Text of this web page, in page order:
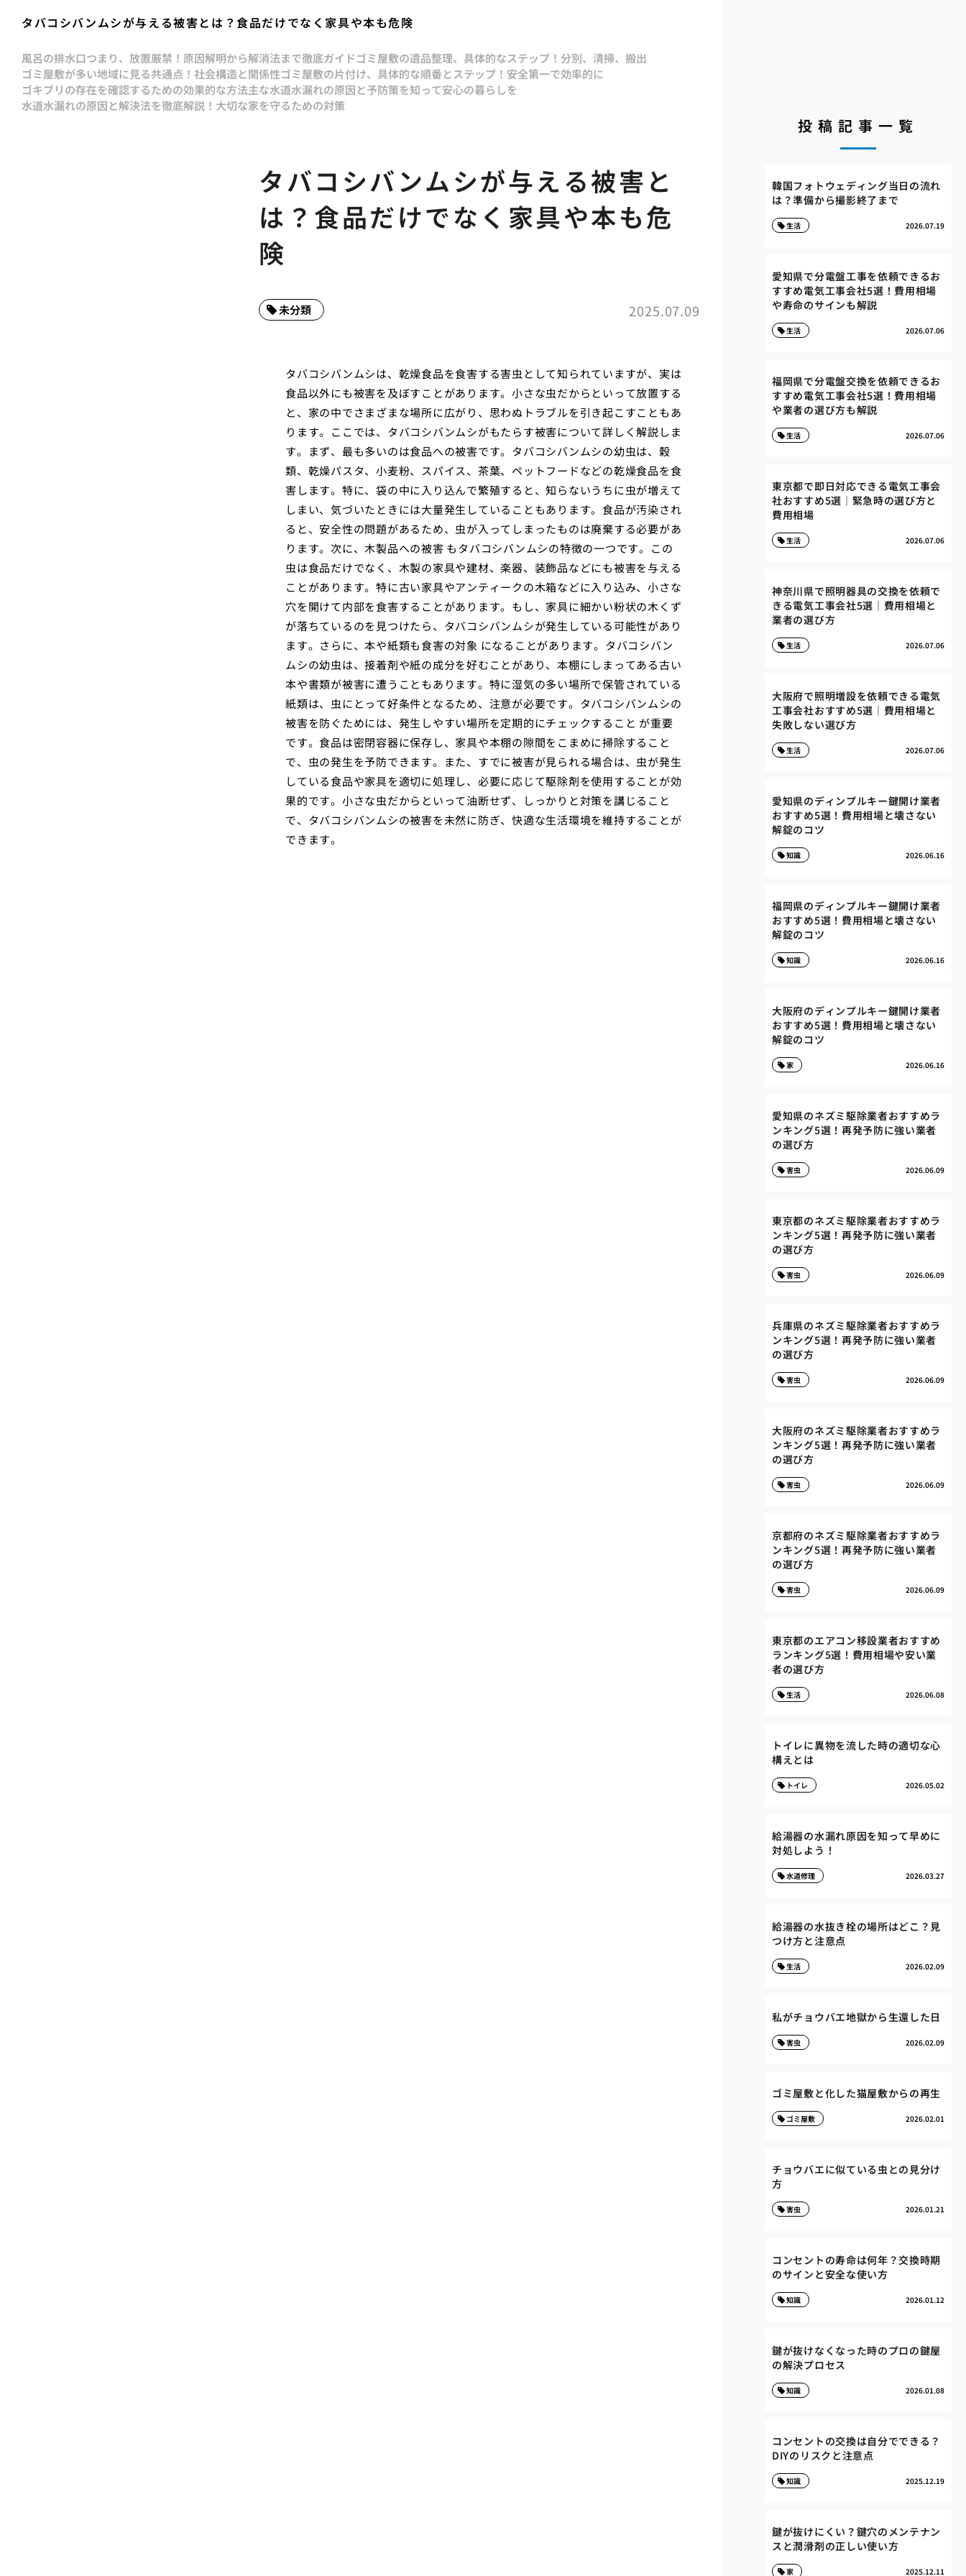
タバコシバンムシが与える被害とは？食品だけでなく家具や本も危険
風呂の排水口つまり、放置厳禁！原因解明から解消法まで徹底ガイドゴミ屋敷の遺品整理、具体的なステップ！分別、清掃、搬出
ゴミ屋敷が多い地域に見る共通点！社会構造と関係性ゴミ屋敷の片付け、具体的な順番とステップ！安全第一で効率的に
ゴキブリの存在を確認するための効果的な方法主な水道水漏れの原因と予防策を知って安心の暮らしを
水道水漏れの原因と解決法を徹底解説！大切な家を守るための対策
タバコシバンムシが与える被害と
は？食品だけでなく家具や本も危
険
2025.07.09
未分類
タバコシバンムシは、乾燥食品を食害する害虫として知られていますが、実は
食品以外にも被害を及ぼすことがあります。小さな虫だからといって放置する
と、家の中でさまざまな場所に広がり、思わぬトラブルを引き起こすこともあ
ります。ここでは、タバコシバンムシがもたらす被害について詳しく解説しま
す。まず、最も多いのは食品への被害です。タバコシバンムシの幼虫は、穀
類、乾燥パスタ、小麦粉、スパイス、茶葉、ペットフードなどの乾燥食品を食
害します。特に、袋の中に入り込んで繁殖すると、知らないうちに虫が増えて
しまい、気づいたときには大量発生していることもあります。食品が汚染され
ると、安全性の問題があるため、虫が入ってしまったものは廃棄する必要があ
ります。次に、木製品への被害 もタバコシバンムシの特徴の一つです。この
虫は食品だけでなく、木製の家具や建材、楽器、装飾品などにも被害を与える
ことがあります。特に古い家具やアンティークの木箱などに入り込み、小さな
穴を開けて内部を食害することがあります。もし、家具に細かい粉状の木くず
が落ちているのを見つけたら、タバコシバンムシが発生している可能性があり
ます。さらに、本や紙類も食害の対象 になることがあります。タバコシバン
ムシの幼虫は、接着剤や紙の成分を好むことがあり、本棚にしまってある古い
本や書類が被害に遭うこともあります。特に湿気の多い場所で保管されている
紙類は、虫にとって好条件となるため、注意が必要です。タバコシバンムシの
被害を防ぐためには、発生しやすい場所を定期的にチェックすること が重要
です。食品は密閉容器に保存し、家具や本棚の隙間をこまめに掃除すること
で、虫の発生を予防できます。また、すでに被害が見られる場合は、虫が発生
している食品や家具を適切に処理し、必要に応じて駆除剤を使用することが効
果的です。小さな虫だからといって油断せず、しっかりと対策を講じること
で、タバコシバンムシの被害を未然に防ぎ、快適な生活環境を維持することが
できます。
投稿記事一覧
韓国フォトウェディング当日の流れ
は？準備から撮影終了まで
2026.07.19
生活
愛知県で分電盤工事を依頼できるお
すすめ電気工事会社5選！費用相場
や寿命のサインも解説
2026.07.06
生活
福岡県で分電盤交換を依頼できるお
すすめ電気工事会社5選！費用相場
や業者の選び方も解説
2026.07.06
生活
東京都で即日対応できる電気工事会
社おすすめ5選｜緊急時の選び方と
費用相場
2026.07.06
生活
神奈川県で照明器具の交換を依頼で
きる電気工事会社5選｜費用相場と
業者の選び方
2026.07.06
生活
大阪府で照明増設を依頼できる電気
工事会社おすすめ5選｜費用相場と
失敗しない選び方
2026.07.06
生活
愛知県のディンプルキー鍵開け業者
おすすめ5選！費用相場と壊さない
解錠のコツ
2026.06.16
知識
福岡県のディンプルキー鍵開け業者
おすすめ5選！費用相場と壊さない
解錠のコツ
2026.06.16
知識
大阪府のディンプルキー鍵開け業者
おすすめ5選！費用相場と壊さない
解錠のコツ
2026.06.16
家
愛知県のネズミ駆除業者おすすめラ
ンキング5選！再発予防に強い業者
の選び方
2026.06.09
害虫
東京都のネズミ駆除業者おすすめラ
ンキング5選！再発予防に強い業者
の選び方
2026.06.09
害虫
兵庫県のネズミ駆除業者おすすめラ
ンキング5選！再発予防に強い業者
の選び方
2026.06.09
害虫
大阪府のネズミ駆除業者おすすめラ
ンキング5選！再発予防に強い業者
の選び方
2026.06.09
害虫
京都府のネズミ駆除業者おすすめラ
ンキング5選！再発予防に強い業者
の選び方
2026.06.09
害虫
東京都のエアコン移設業者おすすめ
ランキング5選！費用相場や安い業
者の選び方
2026.06.08
生活
トイレに異物を流した時の適切な心
構えとは
2026.05.02
トイレ
給湯器の水漏れ原因を知って早めに
対処しよう！
2026.03.27
水道修理
給湯器の水抜き栓の場所はどこ？見
つけ方と注意点
2026.02.09
生活
私がチョウバエ地獄から生還した日
2026.02.09
害虫
ゴミ屋敷と化した猫屋敷からの再生
2026.02.01
ゴミ屋敷
チョウバエに似ている虫との見分け
方
2026.01.21
害虫
コンセントの寿命は何年？交換時期
のサインと安全な使い方
2026.01.12
知識
鍵が抜けなくなった時のプロの鍵屋
の解決プロセス
2026.01.08
知識
コンセントの交換は自分でできる？
DIYのリスクと注意点
2025.12.19
知識
鍵が抜けにくい？鍵穴のメンテナン
スと潤滑剤の正しい使い方
2025.12.11
家